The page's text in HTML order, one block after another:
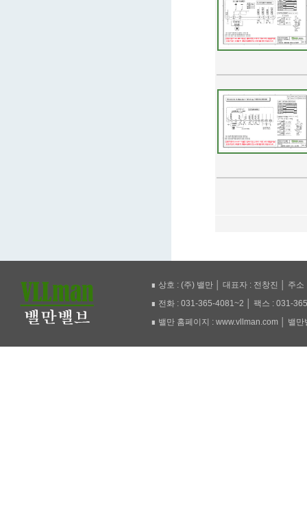
∎ 상호 : (주) 밸만 │ 대표자 : 전창진 │ 주
∎ 전화 : 031-365-4081~2 │ 팩스 : 031-
∎ 밸만 홈페이지 : www.vllman.com │ 밸